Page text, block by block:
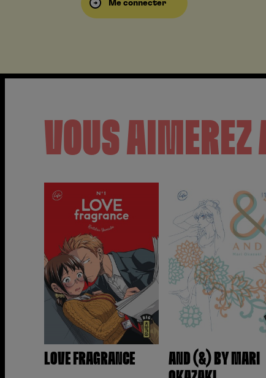
Me connecter
VOUS AIMEREZ
LOVE FRAGRANCE
AND (&) BY MARI